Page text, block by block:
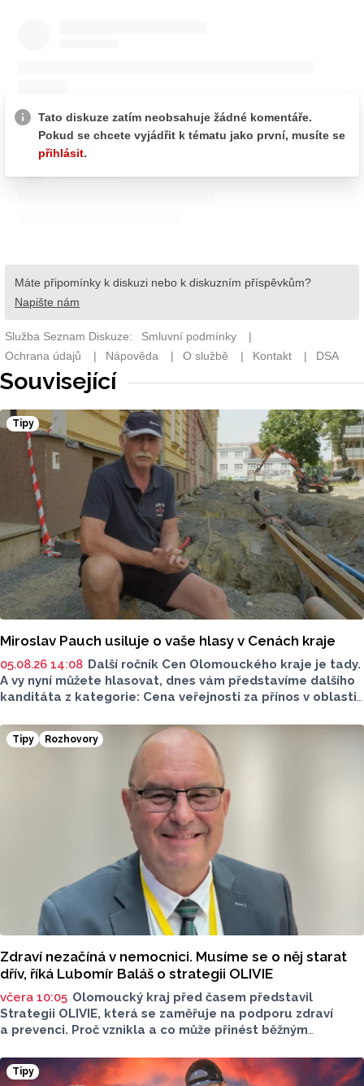
Související
Tipy
Miroslav Pauch usiluje o vaše hlasy v Cenách kraje
05.08.26 14:08 Další ročník Cen Olomouckého kraje je tady.
A vy nyní můžete hlasovat, dnes vám představíme dalšího
kanditáta z kategorie: Cena veřejnosti za přínos v oblasti
v kategorii: Dlouhodobý přínos v oblasti životního
prostředí.
Tipy Rozhovory
Zdraví nezačíná v nemocnici. Musíme se o něj starat
dřív, říká Lubomír Baláš o strategii OLIVIE
včera 10:05 Olomoucký kraj před časem představil
Strategii OLIVIE, která se zaměřuje na podporu zdraví
a prevenci. Proč vznikla a co může přinést běžným
ředitelem OLIVIE.
Tipy